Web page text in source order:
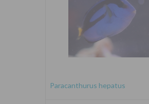
Paracanthurus hepatus